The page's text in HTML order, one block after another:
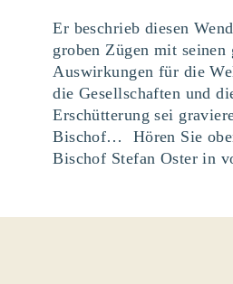
Er beschrieb diesen
groben Zügen mit seinen
Auswirkungen für die
die Gesellschaften und
Erschütterung sei
Bischof… Hören Sie
Bischof Stefan Oster in